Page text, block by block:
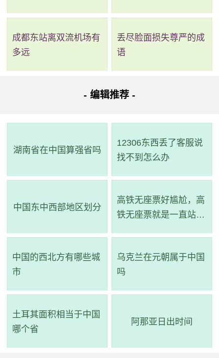
成都东站离双流机场有
多远
丢尽脸面损失尊严的成
语
- 编辑推荐 -
湖南省在中国算强省吗
12306东西丢了客服说
找不到怎么办
中国东中西部地区划分
高铁无座票好尴尬，高
铁无座票就是一直站着
中国的西北方有哪些城
市
乌克兰在元朝属于中国
吗
土耳其面积相当于中国
哪个省
阿那亚日出时间